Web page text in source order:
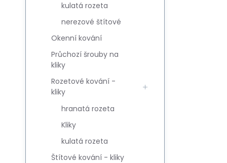
kulatá rozeta
nerezové štítové
Okenní kování
Průchozí šrouby na
kliky
Rozetové kování -
kliky
hranatá rozeta
Kliky
kulatá rozeta
Štítové kování - kliky